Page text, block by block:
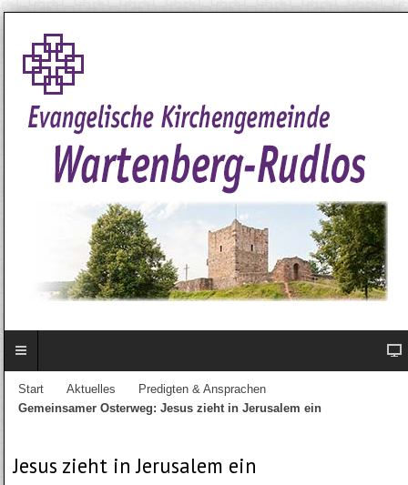
Start Aktuelles
Predigten & Ansprachen
Gemeinsamer Osterweg: Jesus zieht in Jerusalem ein
Jesus zieht in Jerusalem ein